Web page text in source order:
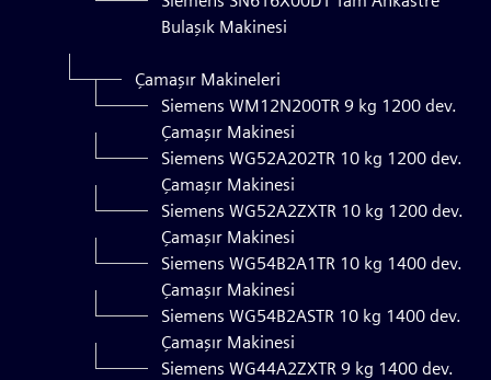
Bulaşık Makinesi
Çamaşır Makineleri
Siemens WM12N200TR 9 kg 1200 dev.
Çamaşır Makinesi
Siemens WG52A202TR 10 kg 1200 dev.
Çamaşır Makinesi
Siemens WG52A2ZXTR 10 kg 1200 dev.
Çamaşır Makinesi
Siemens WG54B2A1TR 10 kg 1400 dev.
Çamaşır Makinesi
Siemens WG54B2ASTR 10 kg 1400 dev.
Çamaşır Makinesi
Siemens WG44A2ZXTR 9 kg 1400 dev.